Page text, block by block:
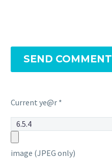
SEND COMMENT
Current ye@r *
image (JPEG only)